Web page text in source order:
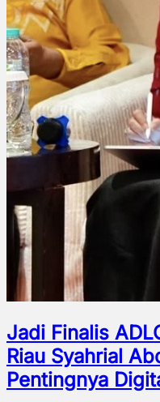
Jadi Finalis
Riau Syahrial
Pentingnya